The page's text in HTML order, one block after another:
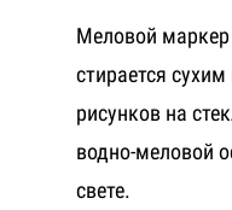
Меловой
стирается
рисунков на
водно-меловой
свете.